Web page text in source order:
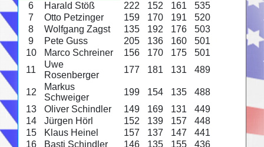
6
Harald Stöß 222 152 161
535
7
Otto Petzinger 159 170 191
520
8
Wolfgang Zagst 135 192 176
503
9
Pete Guss 205 136 160
501
10
Marco Schreiner 156 170 175
501
11
Uwe
Rosenberger
177 181 131 489
12
Markus
Schweiger
199 154 135
488
13
Oliver Schindler 149 169 131
449
14
Jürgen Hörl 152 139 157
448
15
Klaus Heinel 157 137 147
441
16
Basti Schindler 146 135 155
436